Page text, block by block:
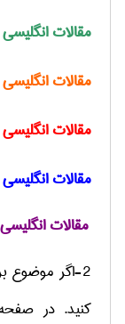
مقالات انگلیسی 2021 با ترجمه
مقالاتانگلیسی 2020 با
مقالاتانگلیسی
مقالاتانگلیسی
مقالات انگلیسی 2017 با ترجمه
2-اگر
کنید. در